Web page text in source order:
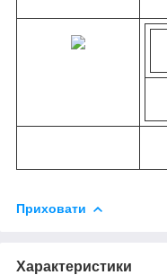
Приховати
Характеристики